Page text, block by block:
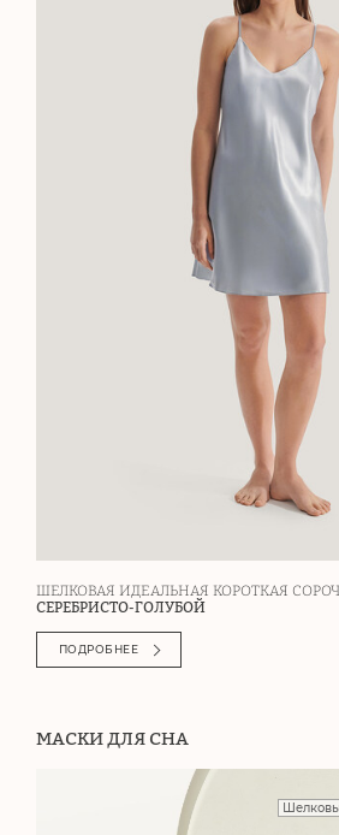
ШЕЛКОВАЯ ИДЕАЛЬНАЯ КОРОТКАЯ
СЕРЕБРИСТО-ГОЛУБОЙ
ПОДРОБНЕЕ
МАСКИ ДЛЯ СНА